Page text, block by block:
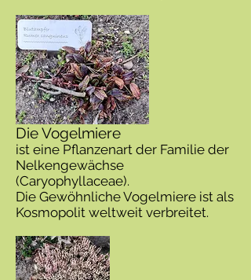
Die Vogelmiere
ist eine Pflanzenart der Familie der
Nelkengewächse
(Caryophyllaceae).
Die Gewöhnliche Vogelmiere ist als
Kosmopolit weltweit verbreitet.